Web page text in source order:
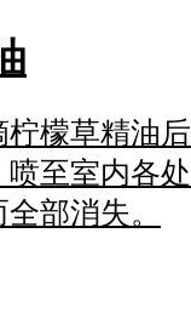
檬草精油
至室内各
部消失。